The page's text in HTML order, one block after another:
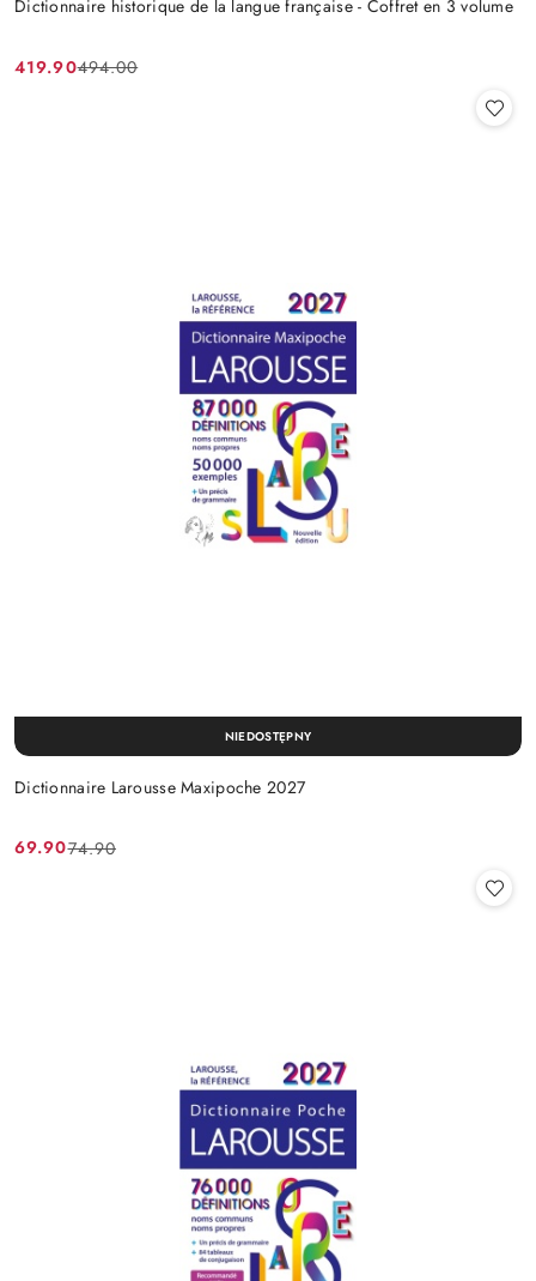
Dictionnaire historique de la langue française - Coffret en 3 volume
Cena
419.90
Cena
494.00
Dictionnaire Larousse Maxipoche 2027
Cena
69.90
Cena
74.90
NIEDOSTĘPNY